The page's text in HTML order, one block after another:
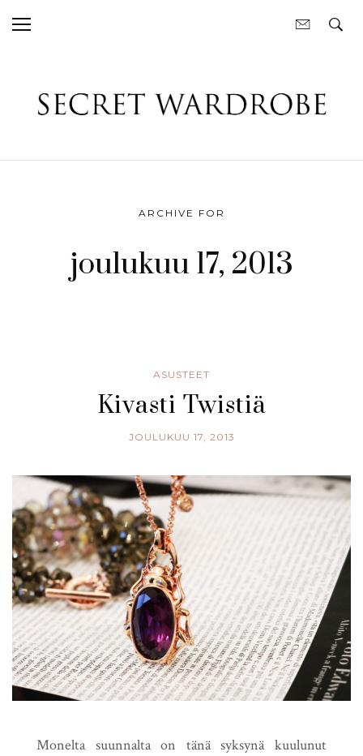
ARCHIVE FOR
joulukuu 17, 2013
ASUSTEET
Kivasti Twistiä
JOULUKUU 17, 2013
Monelta suunnalta on tänä syksynä kuulunut